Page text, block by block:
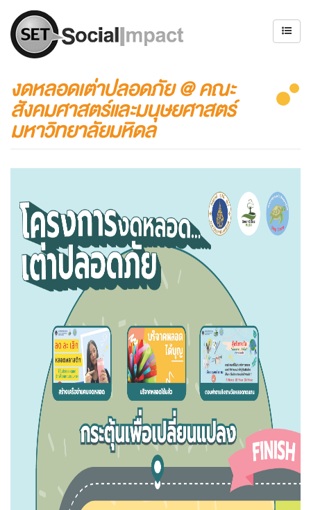
งดหลอดเต่าปลอดภัย @ คณะ
สังคมศาสตร์และมนุษยศาสตร์
มหาวิทยาลัยมหิดล